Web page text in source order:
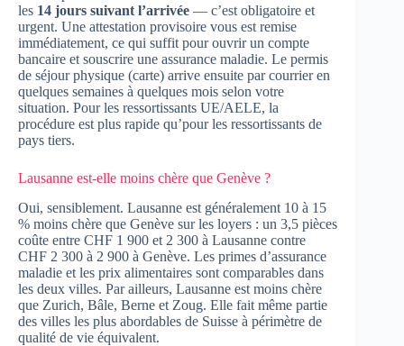
les 14 jours suivant l’arrivée — c’est obligatoire et
urgent. Une attestation provisoire vous est remise
immédiatement, ce qui suffit pour ouvrir un compte
bancaire et souscrire une assurance maladie. Le permis
de séjour physique (carte) arrive ensuite par courrier en
quelques semaines à quelques mois selon votre
situation. Pour les ressortissants UE/AELE, la
procédure est plus rapide qu’pour les ressortissants de
pays tiers.
Lausanne est-elle moins chère que Genève ?
Oui, sensiblement. Lausanne est généralement 10 à 15
% moins chère que Genève sur les loyers : un 3,5 pièces
coûte entre CHF 1 900 et 2 300 à Lausanne contre
CHF 2 300 à 2 900 à Genève. Les primes d’assurance
maladie et les prix alimentaires sont comparables dans
les deux villes. Par ailleurs, Lausanne est moins chère
que Zurich, Bâle, Berne et Zoug. Elle fait même partie
des villes les plus abordables de Suisse à périmètre de
qualité de vie équivalent.